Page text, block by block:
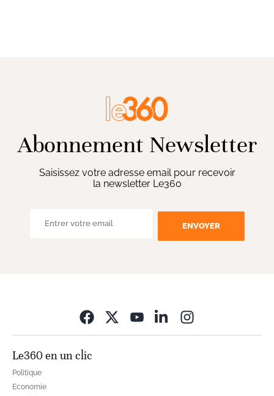
Abonnement Newsletter
Saisissez votre adresse email pour recevoir
la newsletter Le360
ENVOYER
Le360 en un clic
Politique
Economie